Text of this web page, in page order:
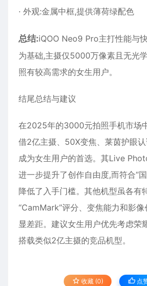
· 外观:金属中框,提供薄荷绿配色
总结:iQOO Neo9 Pro主打性能与
为基础,主摄仅5000万像素且无光
照有较高需求的女生用户。
结尾总结与建议
在2025年的3000元拍照手机市场
借2亿主摄、50X变焦、莱茵护眼
成为女生用户的首选。其Live
进一步提升了创作自由度,而符合“
降低了入手门槛。其他机型虽各有
“CamMark”评分、变焦能力和影
显差距。建议女生用户优先考虑荣
搭载类似2亿主摄的竞品机型。
收藏 (0) 点